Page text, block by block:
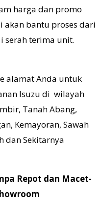
harga dan promo
akan bantu proses dari
serah terima unit.
alamat Anda untuk
Isuzu di wilayah
Tanah Abang,
Kemayoran, Sawah
dan Sekitarnya
Repot dan Macet-